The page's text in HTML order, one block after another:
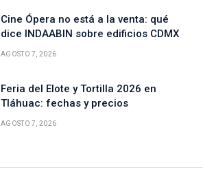
Cine Ópera no está a la venta: qué
dice INDAABIN sobre edificios CDMX
AGOSTO 7, 2026
Feria del Elote y Tortilla 2026 en
Tláhuac: fechas y precios
AGOSTO 7, 2026